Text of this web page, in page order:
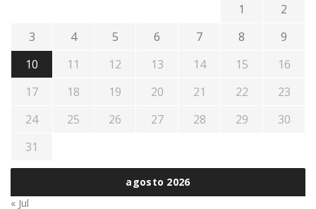
agosto 2026
1
2
3
4 5 6 7 8
9
10
11 12 13 14 15
16
17
18 19 20 21 22
23
24
25 26 27 28 29
30
31
« Jul